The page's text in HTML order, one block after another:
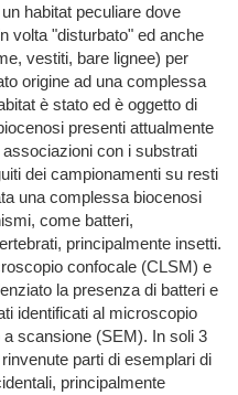
habitat peculiare dove
volta "disturbato" ed anche
vestiti, bare lignee) per
origine ad una complessa
è stato ed è oggetto di
presenti attualmente
con i substrati
dei campionamenti su resti
una complessa biocenosi
come batteri,
principalmente insetti.
confocale (CLSM) e
la presenza di batteri e
identificati al microscopio
scansione (SEM). In soli 3
parti di esemplari di
principalmente